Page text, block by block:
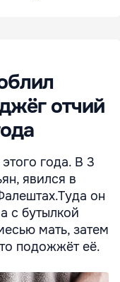
отчий
года. В 3
явился в
он
с бутылкой
мать, затем
подожжёт её.